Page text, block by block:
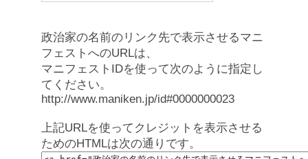
政治家の名前のリンク先で表示させるマニ
フェストへのURLは、
マニフェストIDを使って次のように指定し
てください。
http://www.maniken.jp/id#0000000023
上記URLを使ってクレジットを表示させる
ためのHTMLは次の通りです。